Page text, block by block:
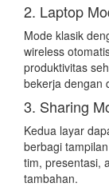
2. Laptop
Mode klasik
wireless
produktivitas
bekerja dengan
3. Sharing
Kedua layar
berbagi
tim, presentasi,
tambahan.